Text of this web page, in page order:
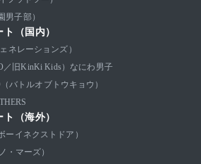
男子部）
（国内）
ネレーションズ）
旧KinKi Kids） なにわ男子
バトルオブトウキョウ）
（海外）
ーイネクストドア）
・マーズ）